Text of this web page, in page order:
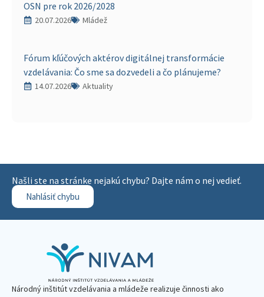
OSN pre rok 2026/2028
20.07.2026 Mládež
Fórum kľúčových aktérov digitálnej transformácie
vzdelávania: Čo sme sa dozvedeli a čo plánujeme?
14.07.2026 Aktuality
Našli ste na stránke nejakú chybu? Dajte nám o nej vedieť.
Nahlásiť chybu
Národný inštitút vzdelávania a mládeže realizuje činnosti ako